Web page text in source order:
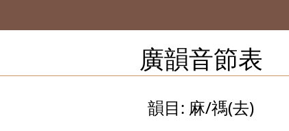
廣韻音節表
韻目: 麻/禡(去)